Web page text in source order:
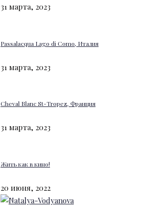
31 марта, 2023
Passalacqua Lago di Como, Италия
31 марта, 2023
Cheval Blanc St-Tropez, Франция
31 марта, 2023
Жить как в кино!
20 июня, 2022